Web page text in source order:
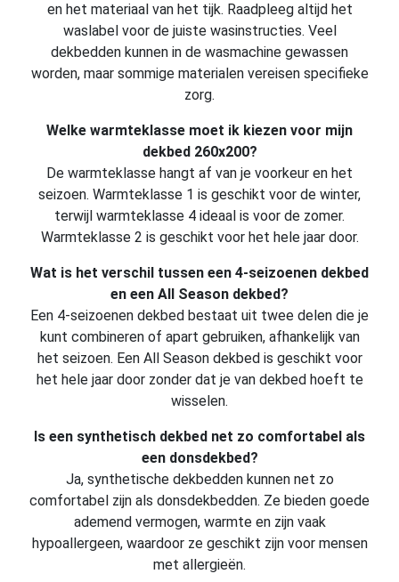
en het materiaal van het tijk. Raadpleeg altijd het
waslabel voor de juiste wasinstructies. Veel
dekbedden kunnen in de wasmachine gewassen
worden, maar sommige materialen vereisen specifieke
zorg.
Welke warmteklasse moet ik kiezen voor mijn
dekbed 260x200?
De warmteklasse hangt af van je voorkeur en het
seizoen. Warmteklasse 1 is geschikt voor de winter,
terwijl warmteklasse 4 ideaal is voor de zomer.
Warmteklasse 2 is geschikt voor het hele jaar door.
Wat is het verschil tussen een 4-seizoenen dekbed
en een All Season dekbed?
Een 4-seizoenen dekbed bestaat uit twee delen die je
kunt combineren of apart gebruiken, afhankelijk van
het seizoen. Een All Season dekbed is geschikt voor
het hele jaar door zonder dat je van dekbed hoeft te
wisselen.
Is een synthetisch dekbed net zo comfortabel als
een donsdekbed?
Ja, synthetische dekbedden kunnen net zo
comfortabel zijn als donsdekbedden. Ze bieden goede
ademend vermogen, warmte en zijn vaak
hypoallergeen, waardoor ze geschikt zijn voor mensen
met allergieën.